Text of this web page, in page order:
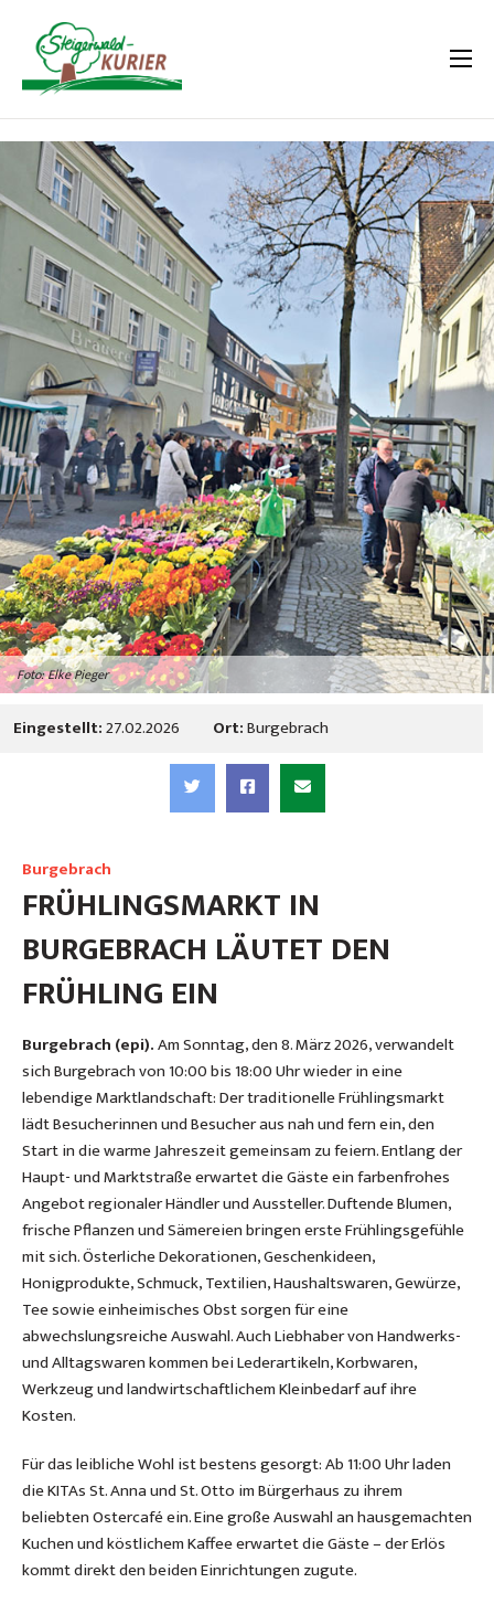
Foto: Elke Pieger
Eingestellt:27.02.2026 Ort:Burgebrach
Burgebrach
FRÜHLINGSMARKT IN
BURGEBRACH LÄUTET DEN
FRÜHLING EIN
Burgebrach (epi).Am Sonntag, den 8. März 2026, verwandelt
sich Burgebrach von 10:00 bis 18:00 Uhr wieder in eine
lebendige Marktlandschaft: Der traditionelle Frühlingsmarkt
lädt Besucherinnen und Besucher aus nah und fern ein, den
Start in die warme Jahreszeit gemeinsam zu feiern. Entlang der
Haupt- und Marktstraße erwartet die Gäste ein farbenfrohes
Angebot regionaler Händler und Aussteller. Duftende Blumen,
frische Pflanzen und Sämereien bringen erste Frühlingsgefühle
mit sich. Österliche Dekorationen, Geschenkideen,
Honigprodukte, Schmuck, Textilien, Haushaltswaren, Gewürze,
Tee sowie einheimisches Obst sorgen für eine
abwechslungsreiche Auswahl. Auch Liebhaber von Handwerks-
und Alltagswaren kommen bei Lederartikeln, Korbwaren,
Werkzeug und landwirtschaftlichem Kleinbedarf auf ihre
Kosten.
Für das leibliche Wohl ist bestens gesorgt: Ab 11:00 Uhr laden
die KITAs St. Anna und St. Otto im Bürgerhaus zu ihrem
beliebten Ostercafé ein. Eine große Auswahl an hausgemachten
Kuchen und köstlichem Kaffee erwartet die Gäste – der Erlös
kommt direkt den beiden Einrichtungen zugute.